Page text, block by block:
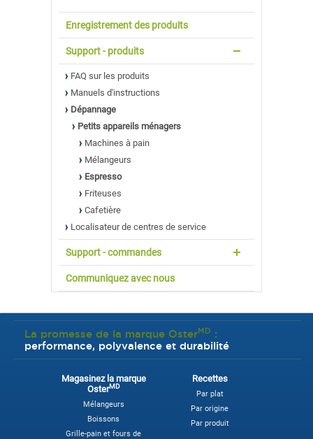
Enregistrement des produits
Support - produits
FAQ sur les produits
Manuels d'instructions
Dépannage
Petits appareils ménagers
Machines à pain
Mélangeurs
Espresso
Friteuses
Cafetière
Localisateur de centres de service
Support - commandes
Communiquez avec nous
La promesse de la marque OsterMD :
performance, polyvalence et durabilité
Magasinez la marque
OsterMD
Mélangeurs
Boissons
Grille-pain et fours de
Recettes
Par plat
Par origine
Par produit